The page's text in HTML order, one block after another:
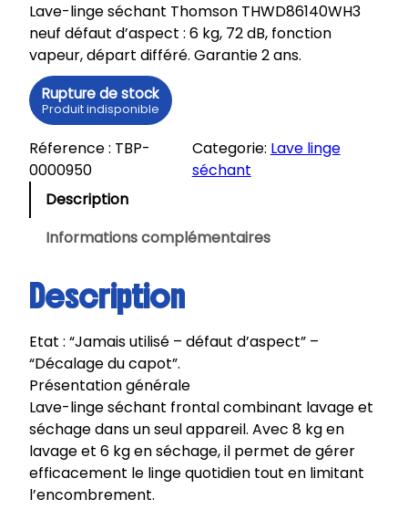
Lave-linge séchant Thomson THWD86140WH3
neuf défaut d’aspect : 6 kg, 72 dB, fonction
vapeur, départ différé. Garantie 2 ans.
Rupture de stock
Produit indisponible
Réference : TBP-
0000950
Categorie: Lave linge
séchant
Description
Informations complémentaires
Description
Etat : “Jamais utilisé – défaut d’aspect” –
“Décalage du capot”.
Présentation générale
Lave-linge séchant frontal combinant lavage et
séchage dans un seul appareil. Avec 8 kg en
lavage et 6 kg en séchage, il permet de gérer
efficacement le linge quotidien tout en limitant
l’encombrement.